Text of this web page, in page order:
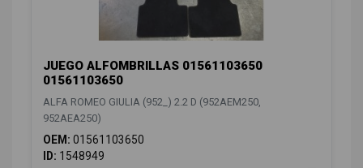
JUEGO ALFOMBRILLAS 01561103650
01561103650
ALFA ROMEO GIULIA (952_) 2.2 D (952AEM250,
952AEA250)
OEM: 01561103650
ID: 1548949